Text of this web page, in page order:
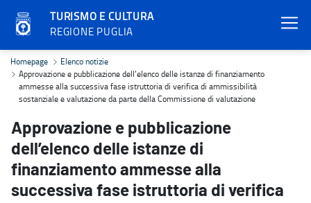
TURISMO E CULTURA
REGIONE PUGLIA
Approvazione e pubblicazione dell’elenco delle istanze di
Homepage
Elenco notizie
Approvazione e pubblicazione dell’elenco delle istanze di finanziamento
ammesse alla successiva fase istruttoria di verifica di ammissibilità
sostanziale e valutazione da parte della Commissione di valutazione
Approvazione e pubblicazione
dell’elenco delle istanze di
finanziamento ammesse alla
successiva fase istruttoria di verifica